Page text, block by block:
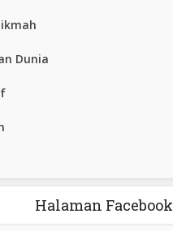
Dunia
Halaman Facebook